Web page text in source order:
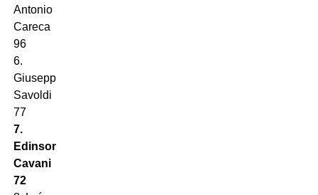
Antonio
Careca
96
6.
Giuseppe
Savoldi
77
7.
Edinson
Cavani
72